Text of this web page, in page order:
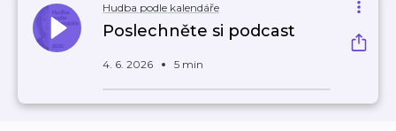
Hudba podle kalendáře
Poslechněte si podcast
4. 6. 2026 5 min